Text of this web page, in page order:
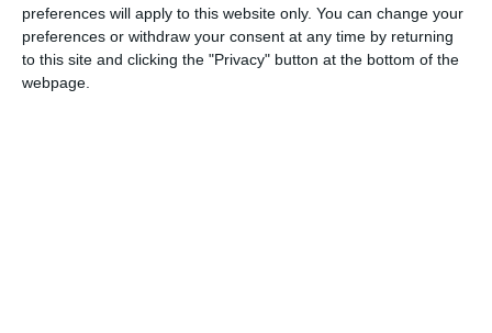
preferences will apply to this website only. You can change your
preferences or withdraw your consent at any time by returning
to this site and clicking the "Privacy" button at the bottom of the
webpage.
Urmărește-ne pe Whatsapp